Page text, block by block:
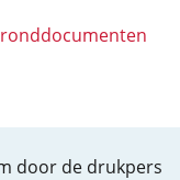
door de drukpers